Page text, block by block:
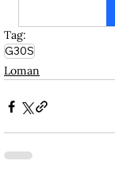
Tag:
G30S
Loman